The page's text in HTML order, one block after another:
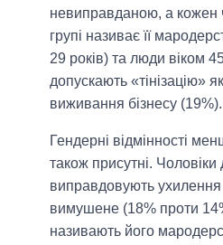
невиправданою, а кожен
групі називає її
29 років) та люди віком
допускають «тінізацію»
виживання бізнесу (19%).
Гендерні відмінності
також присутні.
виправдовують ухилення
вимушене (18% проти
називають його